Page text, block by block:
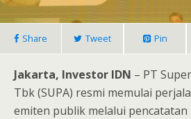
Share Tweet Pin
Jakarta, Investor IDN – PT
Tbk (SUPA) resmi memulai
emiten publik melalui pencatatan